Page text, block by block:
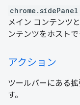
chrome.sidePanel
メイン コンテンツ
ンテンツをホストで
アクション
ツールバーにある
す。